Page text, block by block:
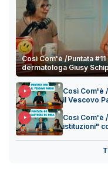
Così Com'è /Puntata
dermatologa Giusy
Così Com'è
il Vescovo
Così Com'è
istituzioni"